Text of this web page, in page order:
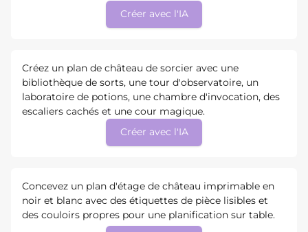
Créer avec l'IA
Créez un plan de château de sorcier avec une
bibliothèque de sorts, une tour d'observatoire, un
laboratoire de potions, une chambre d'invocation, des
escaliers cachés et une cour magique.
Créer avec l'IA
Concevez un plan d'étage de château imprimable en
noir et blanc avec des étiquettes de pièce lisibles et
des couloirs propres pour une planification sur table.